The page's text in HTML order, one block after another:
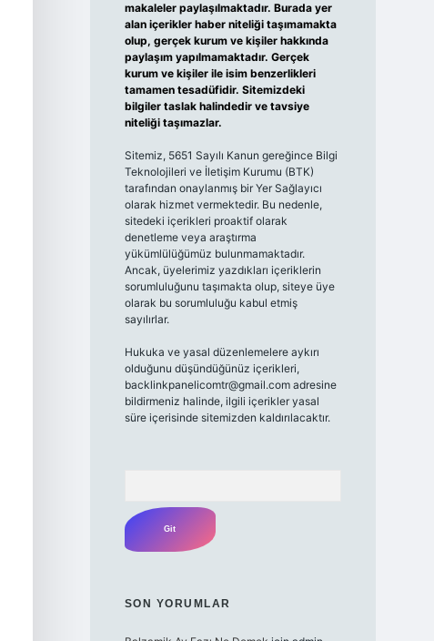
makaleler paylaşılmaktadır. Burada yer
alan içerikler haber niteliği taşımamakta
olup, gerçek kurum ve kişiler hakkında
paylaşım yapılmamaktadır. Gerçek
kurum ve kişiler ile isim benzerlikleri
tamamen tesadüfidir. Sitemizdeki
bilgiler taslak halindedir ve tavsiye
niteliği taşımazlar.
Sitemiz, 5651 Sayılı Kanun gereğince Bilgi
Teknolojileri ve İletişim Kurumu (BTK)
tarafından onaylanmış bir Yer Sağlayıcı
olarak hizmet vermektedir. Bu nedenle,
sitedeki içerikleri proaktif olarak
denetleme veya araştırma
yükümlülüğümüz bulunmamaktadır.
Ancak, üyelerimiz yazdıkları içeriklerin
sorumluluğunu taşımakta olup, siteye üye
olarak bu sorumluluğu kabul etmiş
sayılırlar.
Hukuka ve yasal düzenlemelere aykırı
olduğunu düşündüğünüz içerikleri,
backlinkpanelicomtr@gmail.comadresine
bildirmeniz halinde, ilgili içerikler yasal
süre içerisinde sitemizden kaldırılacaktır.
SON YORUMLAR